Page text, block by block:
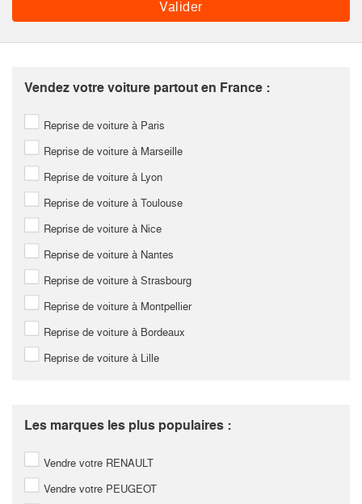
Vendez votre voiture partout en France :
Reprise de voiture à Paris
Reprise de voiture à Marseille
Reprise de voiture à Lyon
Reprise de voiture à Toulouse
Reprise de voiture à Nice
Reprise de voiture à Nantes
Reprise de voiture à Strasbourg
Reprise de voiture à Montpellier
Reprise de voiture à Bordeaux
Reprise de voiture à Lille
Les marques les plus populaires :
Vendre votre RENAULT
Vendre votre PEUGEOT